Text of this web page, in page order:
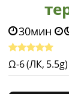
30мин
Ω-6 (ЛК, 5.5g)